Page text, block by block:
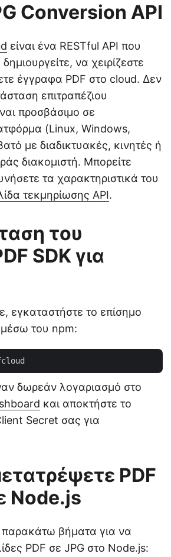
Conversion API
είναι ένα RESTful API που
να χειρίζεστε
έγγραφα PDF στο cloud. Δεν
επιτραπέζιου
προσβάσιμο σε
(Linux, Windows,
με διαδικτυακές, κινητές ή
διακομιστή. Μπορείτε
τα χαρακτηριστικά του
τεκμηρίωσης API.
του
SDK για
εγκαταστήστε το επίσημο
του npm:
δωρεάν λογαριασμό στο
και αποκτήστε το
Secret σας για
PDF
Node.js
βήματα για να
PDF σε JPG στο Node.js: